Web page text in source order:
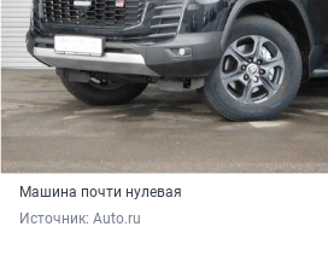
Машина почти нулевая
Источник: Auto.ru